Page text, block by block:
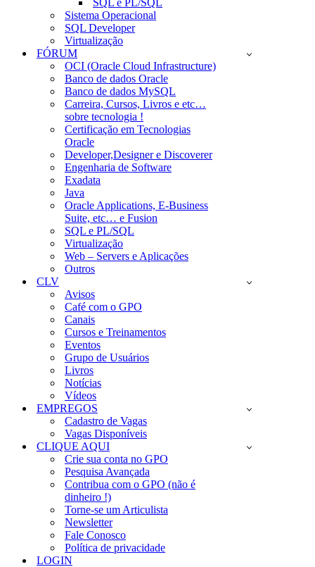
SQL e PL/SQL
Sistema Operacional
SQL Developer
Virtualização
FÓRUM
OCI (Oracle Cloud Infrastructure)
Banco de dados Oracle
Banco de dados MySQL
Carreira, Cursos, Livros e etc…
sobre tecnologia !
Certificação em Tecnologias
Oracle
Developer,Designer e Discoverer
Engenharia de Software
Exadata
Java
Oracle Applications, E-Business
Suite, etc… e Fusion
SQL e PL/SQL
Virtualização
Web – Servers e Aplicações
Outros
CLV
Avisos
Café com o GPO
Canais
Cursos e Treinamentos
Eventos
Grupo de Usuários
Livros
Notícias
Vídeos
EMPREGOS
Cadastro de Vagas
Vagas Disponíveis
CLIQUE AQUI
Crie sua conta no GPO
Pesquisa Avançada
Contribua com o GPO (não é
dinheiro !)
Torne-se um Articulista
Newsletter
Fale Conosco
Política de privacidade
LOGIN